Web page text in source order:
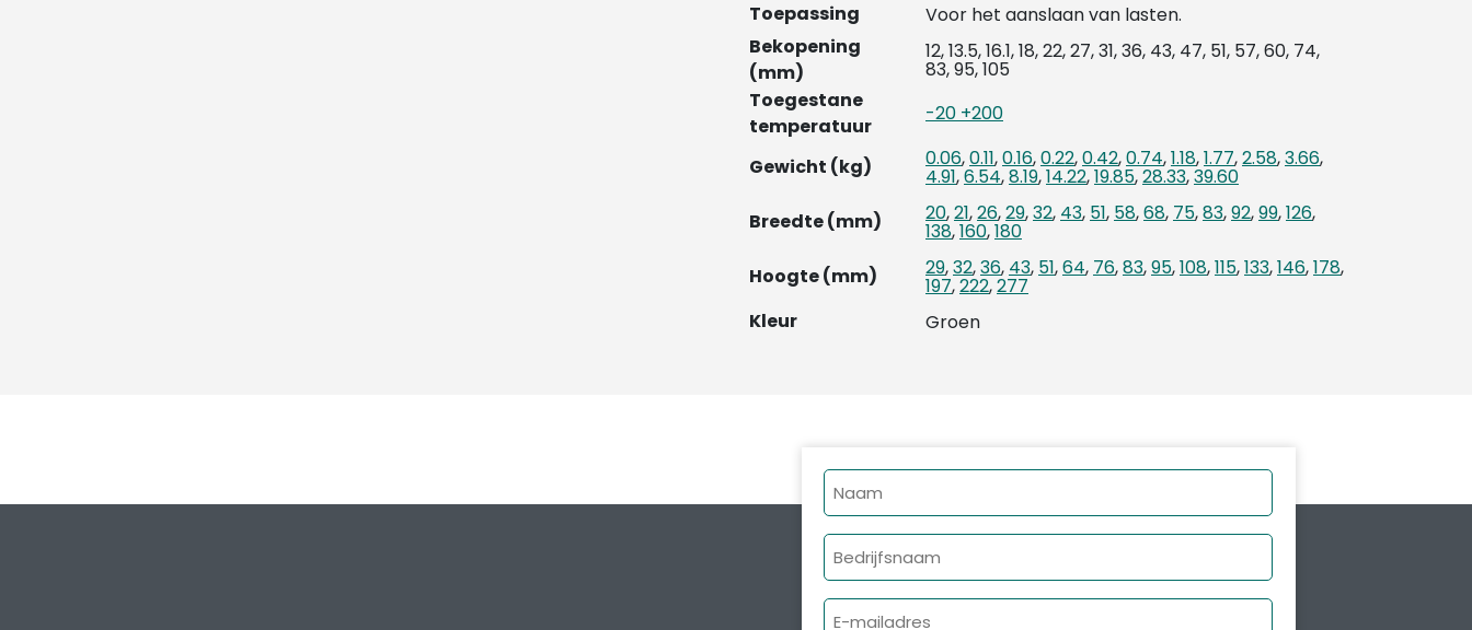
Toepassing
Voor het aanslaan van lasten.
Bekopening
(mm)
12, 13.5, 16.1, 18, 22, 27, 31, 36, 43, 47, 51, 57, 60, 74,
83, 95, 105
Toegestane
temperatuur
-20 +200
Gewicht (kg) 0.06,0.11,0.16,0.22,0.42,0.74,1.18,1.77,2.58,3.66,
4.91,6.54,8.19,14.22,19.85,28.33,39.60
Breedte (mm)
20,21,26,29,32, 43, 51, 58,68, 75,83,92,99,126,
138,160,180
Hoogte (mm)
29,32,36, 43, 51,64, 76,83,95,108,115,133,146,178,
197,222,277
Kleur
Groen
Naam
Bedrijfsnaam
E-